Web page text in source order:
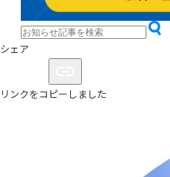
シェア
リンクをコピーしました